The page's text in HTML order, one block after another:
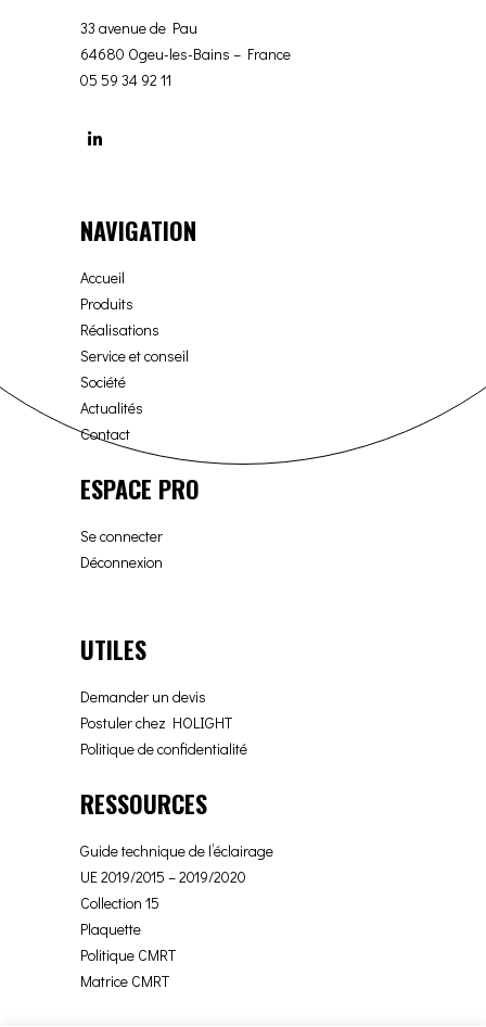
33 avenue de Pau
64680 Ogeu-les-Bains – France
05 59 34 92 11
NAVIGATION
Accueil
Produits
Réalisations
Service et conseil
Société
Actualités
Contact
ESPACE PRO
Se connecter
Déconnexion
UTILES
Demander un devis
Postuler chez HOLIGHT
Politique de confidentialité
RESSOURCES
Guide technique de l’éclairage
UE 2019/2015 – 2019/2020
Collection 15
Plaquette
Politique CMRT
Matrice CMRT